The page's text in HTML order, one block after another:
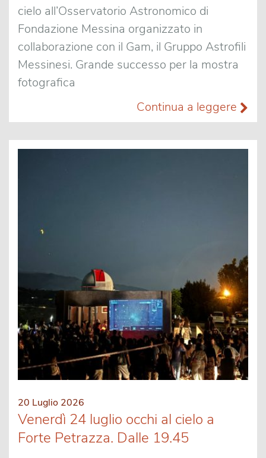
cielo all’Osservatorio Astronomico di
Fondazione Messina organizzato in
collaborazione con il Gam, il Gruppo Astrofili
Messinesi. Grande successo per la mostra
fotografica
Continua a leggere
20 Luglio 2026
Venerdì 24 luglio occhi al cielo a
Forte Petrazza. Dalle 19.45